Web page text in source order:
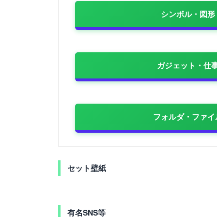
シンボル・図形
ガジェット・仕
フォルダ・ファイ
セット壁紙
有名SNS等